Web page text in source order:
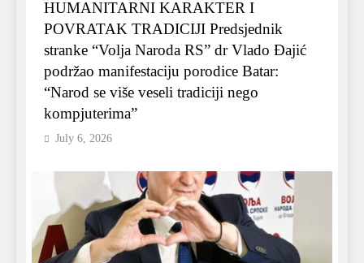
HUMANITARNI KARAKTER I
POVRATAK TRADICIJI Predsjednik
stranke “Volja Naroda RS” dr Vlado Đajić
podržao manifestaciju porodice Batar:
“Narod se više veseli tradiciji nego
kompjuterima”
July 6, 2026